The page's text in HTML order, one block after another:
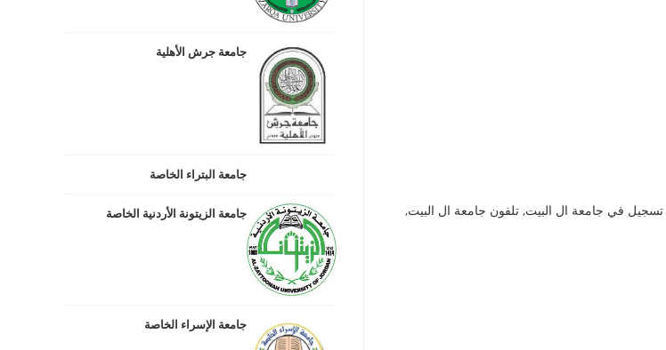
تسجيل في جامعة ال البيت, تلفون جامعة ال البيت,
جامعة جرش الأهلية
جامعة البتراء الخاصة
جامعة الزيتونة الأردنية الخاصة
جامعة الإسراء الخاصة